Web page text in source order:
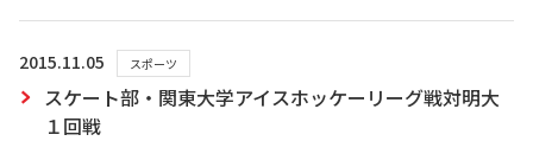
2015.11.05 スポーツ
スケート部・関東大学アイスホッケーリーグ戦対明大
１回戦